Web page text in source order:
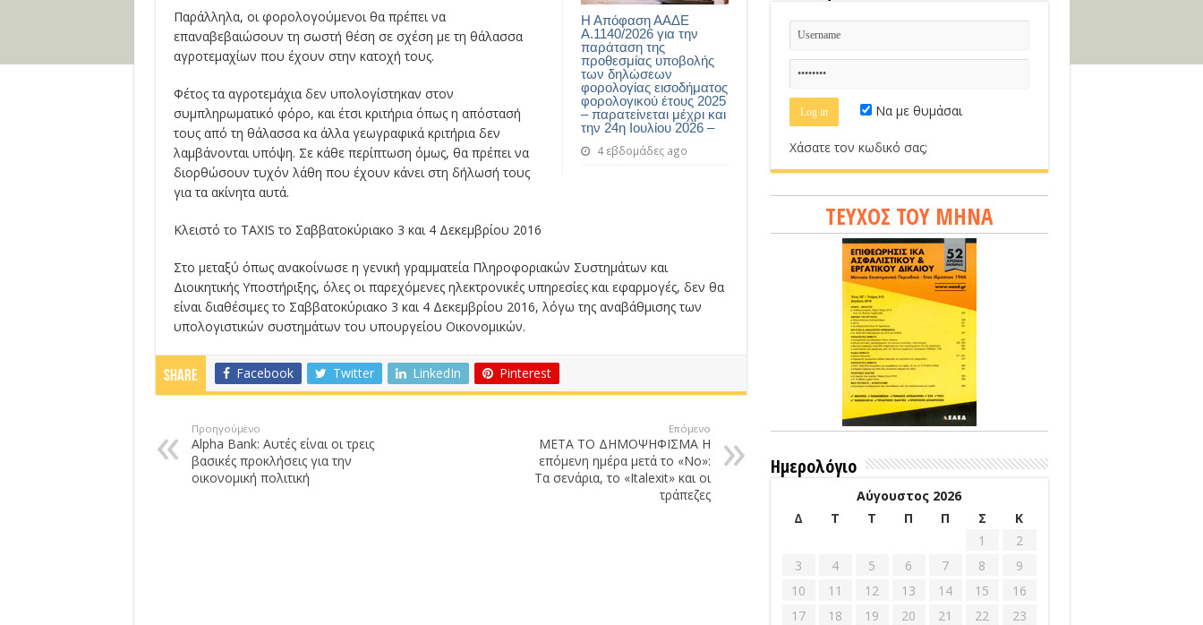
Η Απόφαση ΑΑΔΕ
Α.1140/2026 για την
παράταση της
προθεσμίας υποβολής
των δηλώσεων
φορολογίας εισοδήματος
φορολογικού έτους 2025
– παρατείνεται μέχρι και
την 24η Ιουλίου 2026 –
4 εβδομάδες ago
Παράλληλα, οι φορολογούμενοι θα πρέπει να
επαναβεβαιώσουν τη σωστή θέση σε σχέση με τη θάλασσα
αγροτεμαχίων που έχουν στην κατοχή τους.
Φέτος τα αγροτεμάχια δεν υπολογίστηκαν στον
συμπληρωματικό φόρο, και έτσι κριτήρια όπως η απόστασή
τους από τη θάλασσα κα άλλα γεωγραφικά κριτήρια δεν
λαμβάνονται υπόψη. Σε κάθε περίπτωση όμως, θα πρέπει να
διορθώσουν τυχόν λάθη που έχουν κάνει στη δήλωσή τους
για τα ακίνητα αυτά.
Κλειστό το TAXIS το Σαββατοκύριακο 3 και 4 Δεκεμβρίου 2016
Στο μεταξύ όπως ανακοίνωσε η γενική γραμματεία Πληροφοριακών Συστημάτων και
Διοικητικής Υποστήριξης, όλες οι παρεχόμενες ηλεκτρονικές υπηρεσίες και εφαρμογές, δεν θα
είναι διαθέσιμες το Σαββατοκύριακο 3 και 4 Δεκεμβρίου 2016, λόγω της αναβάθμισης των
υπολογιστικών συστημάτων του υπουργείου Οικονομικών.
Share Facebook Twitter LinkedIn Pinterest
Προηγούμενο
Alpha Bank: Αυτές είναι οι τρεις
βασικές προκλήσεις για την
οικονομική πολιτική
Επόμενο
ΜΕΤΑ ΤΟ ΔΗΜΟΨΗΦΙΣΜΑ Η
επόμενη ημέρα μετά το «No»:
Τα σενάρια, το «Italexit» και οι
τράπεζες
Να με θυμάσαι
Χάσατε τον κωδικό σας;
ΤΕΥΧΟΣ ΤΟΥ ΜΗΝΑ
Ημερολόγιο
Αύγουστος 2026
Δ
Τ Τ Π Π Σ
Κ
1
2
3
4 5 6 7 8
9
10
11 12 13 14 15
16
17
18 19 20 21 22
23